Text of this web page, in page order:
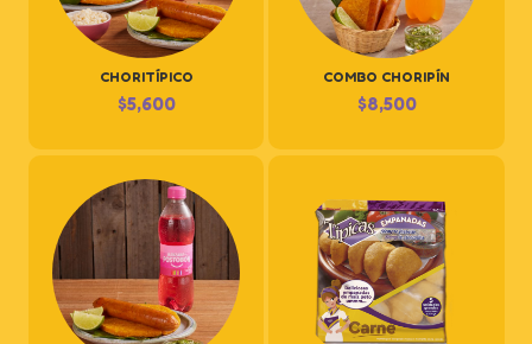
CHORITÍPICO
$5,600
COMBO CHORIPÍN
$8,500